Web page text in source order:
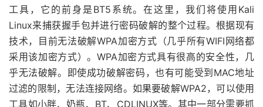
工具，它的前身是BT5系统。在这里，我们将使用Kali
Linux来捕获握手包并进行密码破解的整个过程。根据现有
技术，目前无法破解WPA加密方式（几乎所有WIFI网络都
采用该加密方式）。WPA加密方式具有很高的安全性，几
乎无法破解。即使成功破解密码，也有可能受到MAC地址
过滤的限制，无法连接网络。如果要破解WPA2，可以使用
工具如小胖、奶瓶、BT、CDLINUX等。其中一部分需要抓